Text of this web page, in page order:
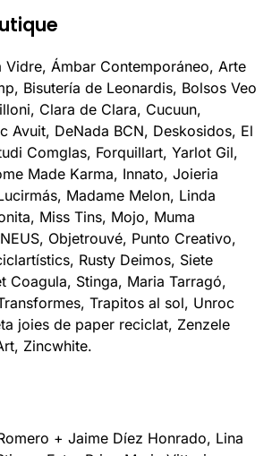
Vidre, Ámbar Contemporáneo, Arte
Bisutería de Leonardis, Bolsos Veo
Clara de Clara, Cucuun,
Avuit, DeNada BCN, Deskosidos, El
Comglas, Forquillart, Yarlot Gil,
Made Karma, Innato, Joieria
Madame Melon, Linda
Miss Tins, Mojo, Muma
Objetrouvé, Punto Creativo,
Rusty Deimos, Siete
Coagula, Stinga, Maria Tarragó,
Trapitos al sol, Unroc
joies de paper reciclat, Zenzele
Zincwhite.
+ Jaime Díez Honrado, Lina